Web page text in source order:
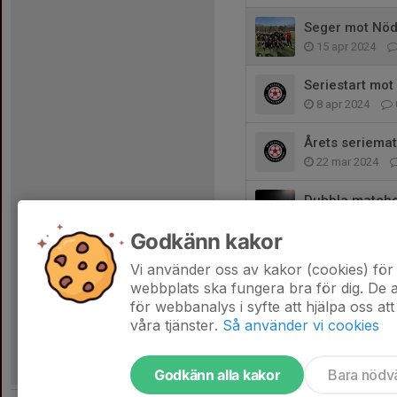
Seger mot
15 apr 2024
Seriestart mot
8 apr 2024
Årets
22 mar 2024
Dubbla
Matchen mot
20 jan 2024
Godkänn kakor
Vi använder oss av kakor (cookies)
webbplats ska fungera bra för dig. De
för webbanalys i syfte att hjälpa oss
våra tjänster. Så använder vi cookies
Godkänn alla kakor Bara